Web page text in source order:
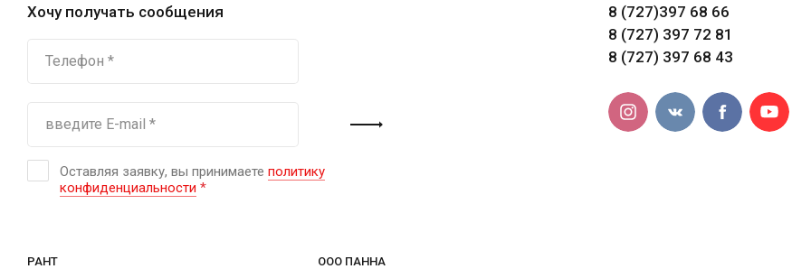
Хочу получать сообщения
Оставляя заявку, вы принимаете политику
конфиденциальности *
8 (727)397 68 66
8 (727) 397 72 81
8 (727) 397 68 43
РАНТ ООО ПАННА